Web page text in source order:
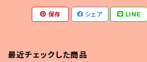
保存 シェア LINE
最近チェックした商品